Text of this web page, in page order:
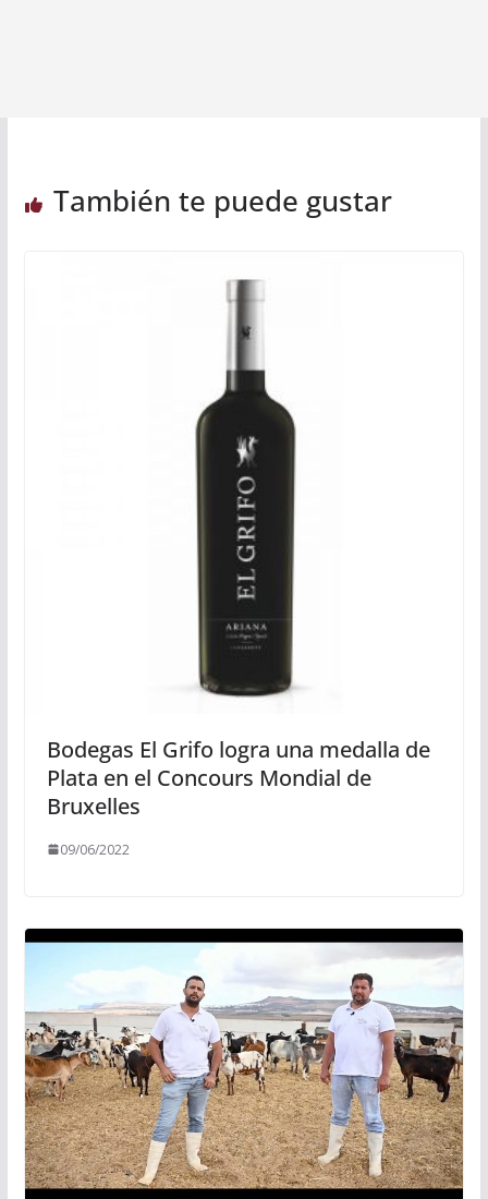
También te puede gustar
Bodegas El Grifo logra una medalla de
Plata en el Concours Mondial de
Bruxelles
09/06/2022